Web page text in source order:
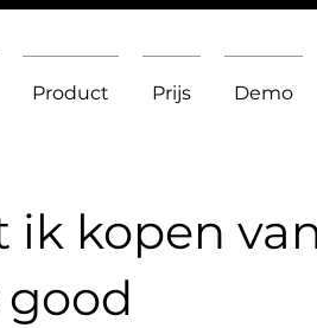
Product Prijs Demo
ik kopen
good